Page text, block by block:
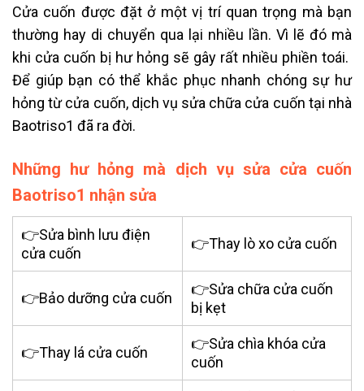
Cửa cuốn được đặt ở một vị trí quan trọng mà bạn
thường hay di chuyển qua lại nhiều lần. Vì lẽ đó mà
khi cửa cuốn bị hư hỏng sẽ gây rất nhiều phiền toái.
Để giúp bạn có thể khắc phục nhanh chóng sự hư
hỏng từ cửa cuốn, dịch vụ sửa chữa cửa cuốn tại nhà
Baotriso1 đã ra đời.
Những hư hỏng mà dịch vụ sửa cửa cuốn
Baotriso1 nhận sửa
👉Sửa bình lưu điện
cửa cuốn
👉Thay lò xo cửa cuốn
👉Bảo dưỡng cửa cuốn
👉Sửa chữa cửa cuốn
bị kẹt
👉Thay lá cửa cuốn
👉Sửa chìa khóa cửa
cuốn